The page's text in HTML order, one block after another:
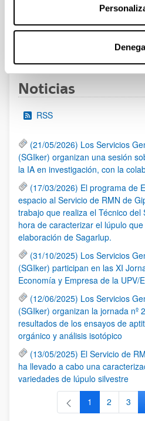
Se ha publicado la convocatoria
PáginasPágina
14
Noticias
RSS
(21/05/2026) Los Servicios
(SGIker) organizan una sesión
la IA en investigación, con la
(17/03/2026) El programa de
espacio al Servicio de RMN de
trabajo que realiza el Técnico del
hora de caracterizar el lúpulo
elaboración de Sagarlup.
(31/10/2025) Los Servicios
(SGIker) participan en las XI
Economía y Empresa de la UPV/
(12/06/2025) Los Servicios
(SGIker) organizan la jornada nº
resultados de los ensayos de
orgánico y análisis isotópico
(13/05/2025) El Servicio de
ha llevado a cabo una
variedades de lúpulo silvestre
Página
1 Página
2 3